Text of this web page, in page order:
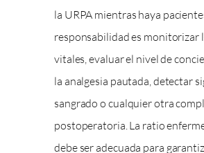
la URPA mientras haya
responsabilidad es monitorizar
vitales, evaluar el nivel de
la analgesia pautada, detectar
sangrado o cualquier otra
postoperatoria. La ratio
debe ser adecuada para